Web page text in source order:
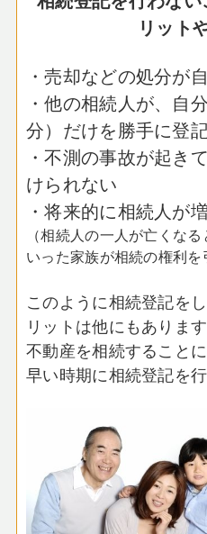
リット
・売却などの処分が
・他の相続人が、自
分）だけを勝手に登
・不測の事故が起き
けられない
・将来的に相続人が
（相続人の一人が亡くな
いった家族が相続の権利を
このように相続登記を
リットは他にもあります
不動産を相続すること
早い時期に相続登記を